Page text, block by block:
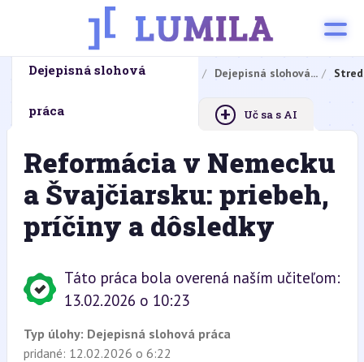
Domovská stránka Domáce úlohy Dejepisná slohová...
Dejepisná slohová
práca + Uč sa s AI
Reformácia v Nemecku
a Švajčiarsku: priebeh,
príčiny a dôsledky
Táto práca bola overená naším učiteľom:
13.02.2026 o 10:23
Typ úlohy: Dejepisná slohová práca
pridané: 12.02.2026 o 6:22